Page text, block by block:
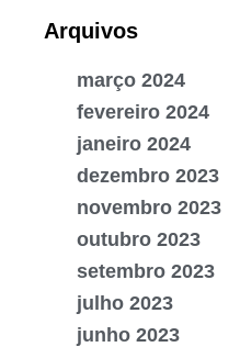
Arquivos
março 2024
fevereiro 2024
janeiro 2024
dezembro 2023
novembro 2023
outubro 2023
setembro 2023
julho 2023
junho 2023